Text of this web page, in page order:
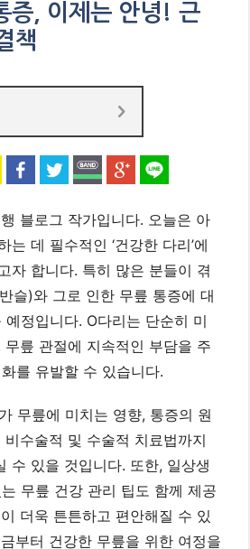
증, 이제는 안녕! 근
책
블로그 작가입니다. 오늘은 아
는 데 필수적인 ‘건강한 다리’에
자 합니다. 특히 많은 분들이 겪
슬)와 그로 인한 무릎 통증에 대
정입니다. O다리는 단순히 미
릎 관절에 지속적인 부담을 주
를 유발할 수 있습니다.
무릎에 미치는 영향, 통증의 원
수술적 및 수술적 치료법까지
수 있을 것입니다. 또한, 일상생
무릎 건강 관리 팁도 함께 제공
더욱 튼튼하고 편안해질 수 있
부터 건강한 무릎을 위한 여정을